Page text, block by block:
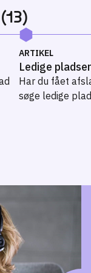
ARTIKEL
Ledige pladser
Har du fået
søge ledige